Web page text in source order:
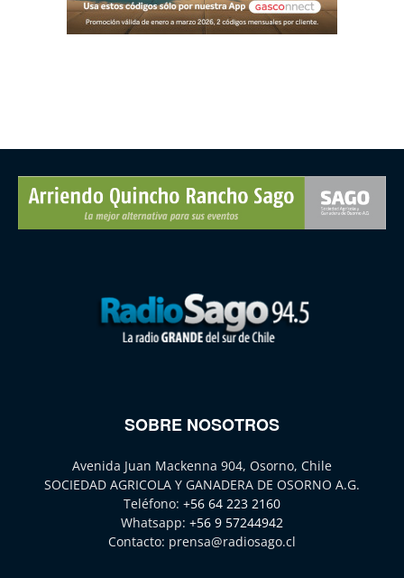
SOBRE NOSOTROS
Avenida Juan Mackenna 904, Osorno, Chile
SOCIEDAD AGRICOLA Y GANADERA DE OSORNO A.G.
Teléfono: +56 64 223 2160
Whatsapp: +56 9 57244942
Contacto: prensa@radiosago.cl